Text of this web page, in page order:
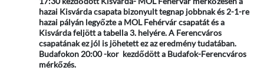
hazai Kisvárda csapata bizonyult tegnap jobbnak és 2-1-re
hazai pályán legyőzte a MOL Fehérvár csapatát és a
Kisvárda feljött a tabella 3. helyére. A Ferencváros
csapatának ez jól is jöhetett ez az eredmény tudatában.
Budafokon 20:00 -kor kezdődött a Budafok-Ferencváros
mérkőzés.